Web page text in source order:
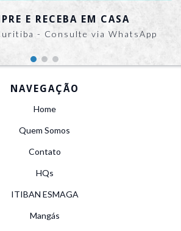
E RECEBA EM CASA
- Consulte via WhatsApp
NAVEGAÇÃO
Home
Quem Somos
Contato
HQs
ITIBAN ESMAGA
Mangás